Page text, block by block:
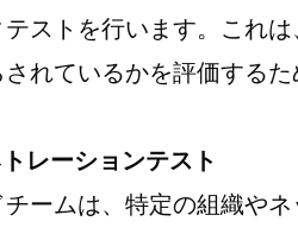
テストを行います。これ
されているかを評価するた
レーションテスト
チームは、特定の組織や